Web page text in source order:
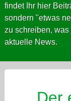
findet Ihr hier
sondern "etwas
zu schreiben,
aktuelle News.